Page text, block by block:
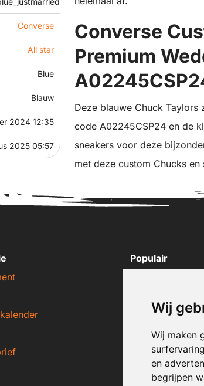
Wij
Wij maken
en
begrijpen
Converse
All star
Blue
Blauw
2024 12:35
2025 05:57
Converse
Premium
Deze blauwe Chuck
code A02245CSP24 en de
sneakers voor deze
met deze custom Chucks
Populair
New Balance
Puma sneakers
Converse